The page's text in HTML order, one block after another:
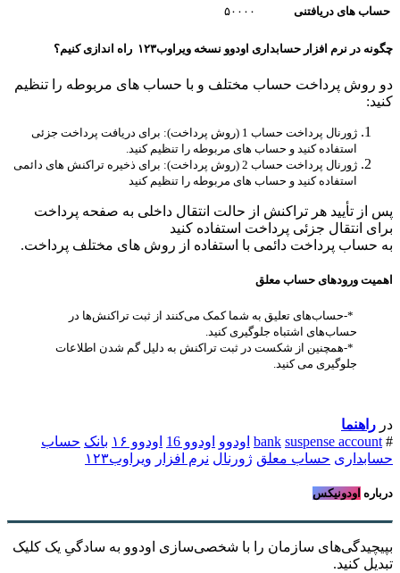
حساب های دریافتنی
۵۰۰۰۰
چگونه در نرم افزار حسابداری اودوو نسخه ویراوب۱۲۳ راه اندازی کنیم؟
دو روش پرداخت حساب مختلف و با حساب های مربوطه را تنظیم
کنید:
ژورنال پرداخت حساب 1 (روش پرداخت): برای دریافت پرداخت جزئی
استفاده کنید و حساب های مربوطه را تنظیم کنید.
ژورنال پرداخت حساب 2 (روش پرداخت): برای ذخیره تراکنش های دائمی
استفاده کنید و حساب های مربوطه را تنظیم کنید
پس از تأیید هر تراکنش از حالت انتقال داخلی به صفحه پرداخت
برای انتقال جزئی پرداخت استفاده کنید
به حساب پرداخت دائمی با استفاده از روش های مختلف پرداخت.
اهمیت ورودهای حساب معلق
*-حساب‌های تعلیق به شما کمک می‌کنند از ثبت تراکنش‌ها در
حساب‌های اشتباه جلوگیری کنید.
*-همچنین از شکست در ثبت تراکنش به دلیل گم شدن اطلاعات
جلوگیری می کنید.
در راهنما
#
bank suspense account اودوو اودوو 16 اودوو ۱۶ بانک حساب
حسابداری حساب معلق ژورنال نرم افزار ویراوب۱۲۳
درباره اودونیکس
بپیچیدگی‌های سازمان را با شخصی‌سازی اودوو به سادگیِ یک کلیک
تبدیل کنید.